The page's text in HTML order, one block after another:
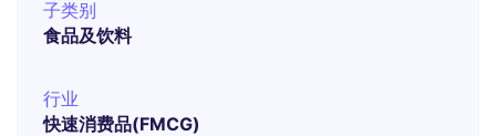
子类别
食品及饮料
行业
快速消费品(FMCG)